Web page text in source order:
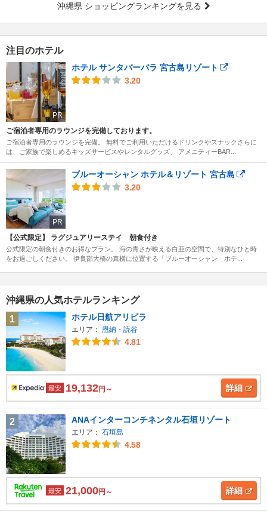
沖縄県 ショッピングランキングを見る
注目のホテル
PR
ホテル サンタバーバラ 宮古島リゾート
3.20
ご宿泊者専用のラウンジを完備しております。
ご宿泊者専用のラウンジを完備。 無料でご利用いただけるドリンクやスナックさらに
は、ご家族で楽しめるキッズサービスやレンタルグッズ、 アメニティーBAR...
PR
ブルーオーシャン ホテル＆リゾート 宮古島
3.20
【公式限定】 ラグジュアリーステイ 朝食付き
公式限定の朝食付きのお得なプラン。 海の青さが映える白亜の空間で、特別なひと時
をお過ごしください。 伊良部大橋の真横に位置する「ブルーオーシャン ホテ...
沖縄県の人気ホテルランキング
1
ホテル日航アリビラ
エリア： 恩納・読谷
4.81
最安 19,132円～ 詳細
2 ANAインターコンチネンタル石垣リゾート
エリア： 石垣島
4.58
最安 21,000円～ 詳細